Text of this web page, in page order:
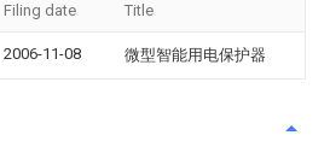
Filing date Title
2006-11-08 微型智能用电保护器